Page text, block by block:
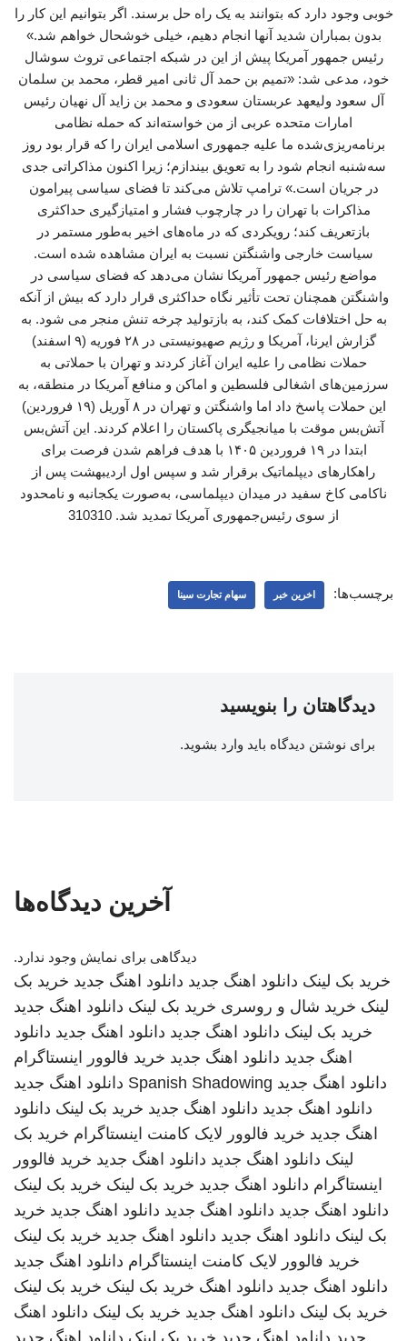
خوبی وجود دارد که بتوانند به یک راه‌ حل برسند. اگر بتوانیم این کار را
بدون بمباران شدید آنها انجام دهیم، خیلی خوشحال خواهم شد.»
رئیس جمهور آمریکا پیش از این در شبکه اجتماعی تروث سوشال
خود، مدعی شد: «تمیم بن حمد آل ثانی امیر قطر، محمد بن سلمان
آل سعود ولیعهد عربستان سعودی و محمد بن زاید آل نهیان رئیس
امارات متحده عربی از من خواسته‌اند که حمله نظامی
برنامه‌ریزی‌شده ما علیه جمهوری اسلامی ایران را که قرار بود روز
سه‌شنبه انجام شود را به تعویق بیندازم؛ زیرا اکنون مذاکراتی جدی
در جریان است.» ترامپ تلاش می‌کند تا فضای سیاسی پیرامون
مذاکرات با تهران را در چارچوب فشار و امتیازگیری حداکثری
بازتعریف کند؛ رویکردی که در ماه‌های اخیر به‌طور مستمر در
سیاست خارجی واشنگتن نسبت به ایران مشاهده شده است.
مواضع رئیس جمهور آمریکا نشان می‌دهد که فضای سیاسی در
واشنگتن همچنان تحت تأثیر نگاه حداکثری قرار دارد که بیش از آنکه
به حل اختلافات کمک کند، به بازتولید چرخه تنش منجر می شود. به
گزارش ایرنا، آمریکا و رژیم صهیونیستی در ۲۸ فوریه (۹ اسفند)
حملات نظامی را علیه ایران آغاز کردند و تهران با حملاتی به
سرزمین‌های اشغالی فلسطین و اماکن و منافع آمریکا در منطقه، به
این حملات پاسخ داد اما واشنگتن و تهران در ۸ آوریل (۱۹ فروردین)
آتش‌بس موقت با میانجیگری پاکستان را اعلام کردند. این آتش‌بس
ابتدا در ۱۹ فروردین ۱۴۰۵ با هدف فراهم شدن فرصت برای
راهکارهای دیپلماتیک برقرار شد و سپس اول اردیبهشت پس از
ناکامی کاخ سفید در میدان دیپلماسی، به‌صورت یکجانبه و نامحدود
از سوی رئیس‌جمهوری آمریکا تمدید شد. 310310
برچسب‌ها: اخرین خبر سهام تجارت سینا
دیدگاهتان را بنویسید
برای نوشتن دیدگاه باید وارد بشوید.
آخرین دیدگاه‌ها
دیدگاهی برای نمایش وجود ندارد.
خرید بک لینک دانلود اهنگ جدید دانلود اهنگ جدید خرید بک
لینک خرید شال و روسری خرید بک لینک دانلود اهنگ جدید
خرید بک لینک دانلود اهنگ جدید دانلود اهنگ جدید دانلود
اهنگ جدید دانلود اهنگ جدید خرید فالوور اینستاگرام
دانلود اهنگ جدید Spanish Shadowing دانلود اهنگ جدید
دانلود اهنگ جدید دانلود اهنگ جدید خرید بک لینک دانلود
اهنگ جدید خرید فالوور لایک کامنت اینستاگرام خرید بک
لینک دانلود اهنگ جدید دانلود اهنگ جدید خرید فالوور
اینستاگرام دانلود اهنگ جدید خرید بک لینک خرید بک لینک
دانلود اهنگ جدید دانلود اهنگ جدید دانلود اهنگ جدید خرید
بک لینک دانلود اهنگ جدید دانلود اهنگ جدید خرید بک لینک
خرید فالوور لایک کامنت اینستاگرام دانلود اهنگ جدید
دانلود اهنگ جدید دانلود اهنگ خرید بک لینک خرید بک لینک
خرید بک لینک دانلود اهنگ جدید خرید بک لینک دانلود اهنگ
جدید دانلود اهنگ جدید خرید بک لینک دانلود اهنگ جدید